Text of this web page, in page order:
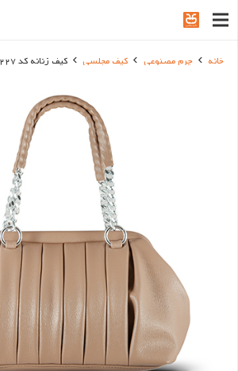
خانه چرم مصنوعی کیف مجلسی کیف زنانه کد 1227-1